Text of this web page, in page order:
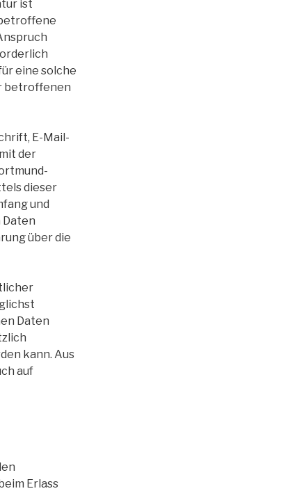
ist
eine solche
betroffenen
E-Mail-
der
dieser
und
über die
Daten
kann. Aus
auf
Erlass